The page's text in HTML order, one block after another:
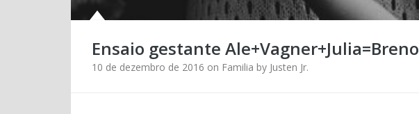
Ensaio gestante Ale+Vagner+Julia=Breno
10 de dezembro de 2016 on Familia by Justen Jr.